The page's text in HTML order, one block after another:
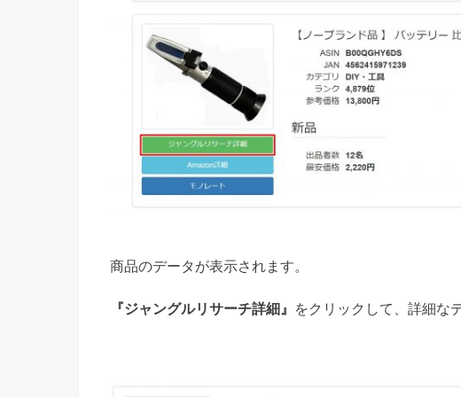
商品のデータが表示されます。
『ジャングルリサーチ詳細』 をクリックして、詳細な